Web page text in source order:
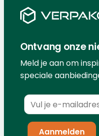
Ontvang onze
Meld je aan om
speciale